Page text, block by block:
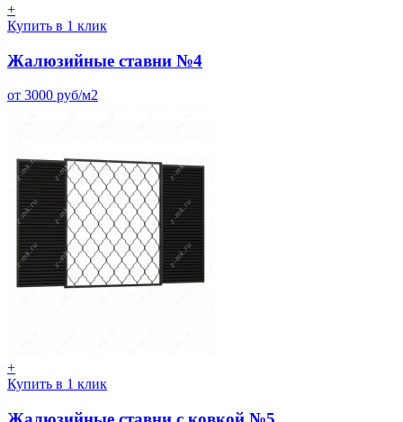
+
Купить в 1 клик
Жалюзийные ставни №4
от 3000 руб/м2
+
Купить в 1 клик